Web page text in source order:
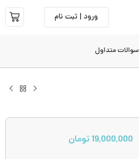
ورود | ثبت نام
سوالات متداول
19,000,000تومان